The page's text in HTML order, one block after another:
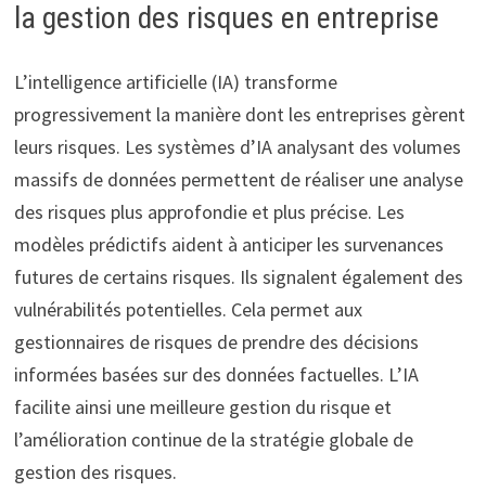
la gestion des risques en entreprise
L’intelligence artificielle (IA) transforme
progressivement la manière dont les entreprises gèrent
leurs risques. Les systèmes d’IA analysant des volumes
massifs de données permettent de réaliser une analyse
des risques plus approfondie et plus précise. Les
modèles prédictifs aident à anticiper les survenances
futures de certains risques. Ils signalent également des
vulnérabilités potentielles. Cela permet aux
gestionnaires de risques de prendre des décisions
informées basées sur des données factuelles. L’IA
facilite ainsi une meilleure gestion du risque et
l’amélioration continue de la stratégie globale de
gestion des risques.